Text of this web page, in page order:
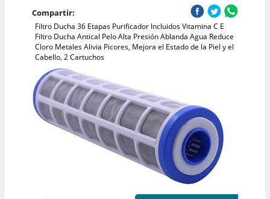
Compartir:
Filtro Ducha 36 Etapas Purificador Incluidos Vitamina C E
Filtro Ducha Antical Pelo Alta Presión Ablanda Agua Reduce
Cloro Metales Alivia Picores, Mejora el Estado de la Piel y el
Cabello, 2 Cartuchos